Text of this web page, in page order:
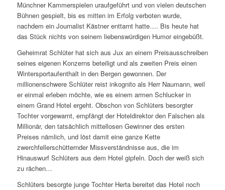
Münchner Kammerspielen uraufgeführt und von vielen deutschen
Bühnen gespielt, bis es mitten im Erfolg verboten wurde,
nachdem ein Journalist Kästner enttarnt hatte…. Bis heute hat
das Stück nichts von seinem liebenswürdigen Humor eingebüßt.
Geheimrat Schlüter hat sich aus Jux an einem Preisausschreiben
seines eigenen Konzerns beteiligt und als zweiten Preis einen
Wintersportaufenthalt in den Bergen gewonnen. Der
millionenschwere Schlüter reist inkognito als Herr Naumann, weil
er einmal erleben möchte, wie es einem armen Schlucker in
einem Grand Hotel ergeht. Obschon von Schlüters besorgter
Tochter vorgewarnt, empfängt der Hoteldirektor den Falschen als
Millionär, den tatsächlich mittellosen Gewinner des ersten
Preises nämlich, und löst damit eine ganze Kette
zwerchfellerschütternder Missverständnisse aus, die im
Hinauswurf Schlüters aus dem Hotel gipfeln. Doch der weiß sich
zu rächen…
Schlüters besorgte junge Tochter Herta bereitet das Hotel noch